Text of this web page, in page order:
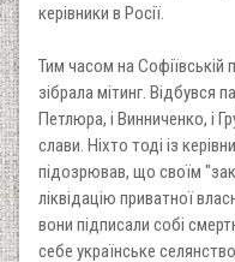
керівники в Росії.
Тим часом на
зібрала мітинг. Відбувся
Петлюра, і Винниченко, і
слави. Ніхто тоді із
підозрював, що своїм
ліквідацію приватної
вони підписали собі
себе українське